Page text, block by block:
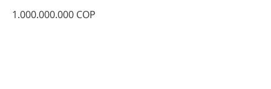
1.000.000.000 COP